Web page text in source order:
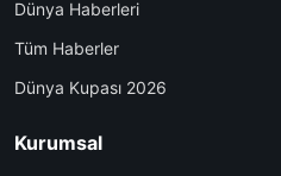
Dünya Haberleri
Tüm Haberler
Dünya Kupası 2026
Kurumsal